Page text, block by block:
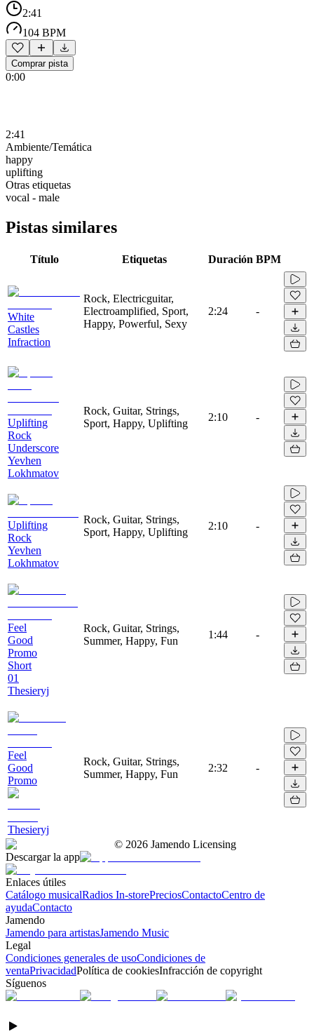
2:41
104 BPM
Comprar pista
0:00
2:41
Ambiente/Temática
happy
uplifting
Otras etiquetas
vocal - male
Pistas similares
Título Etiquetas Duración BPM
White
Castles
Infraction
Rock, Electricguitar,
Electroamplified, Sport,
Happy, Powerful, Sexy
2:24 -
Uplifting
Rock
Underscore
Yevhen
Lokhmatov
Rock, Guitar, Strings,
Sport, Happy, Uplifting
2:10 -
Uplifting
Rock
Yevhen
Lokhmatov
Rock, Guitar, Strings,
Sport, Happy, Uplifting
2:10 -
Feel
Good
Promo
Short
01
Thesieryj
Rock, Guitar, Strings,
Summer, Happy, Fun
1:44 -
Feel
Good
Promo
Thesieryj
Rock, Guitar, Strings,
Summer, Happy, Fun
2:32 -
© 2026 Jamendo Licensing
Descargar la app
Enlaces útiles
Catálogo musicalRadios In-storePreciosContactoCentro de
ayudaContacto
Jamendo
Jamendo para artistasJamendo Music
Legal
Condiciones generales de usoCondiciones de
ventaPrivacidadPolítica de cookiesInfracción de copyright
Síguenos